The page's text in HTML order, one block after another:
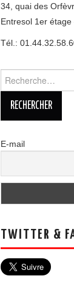
34, quai des
Entresol 1er étage
Tél.:
E-mail
TWITTER &